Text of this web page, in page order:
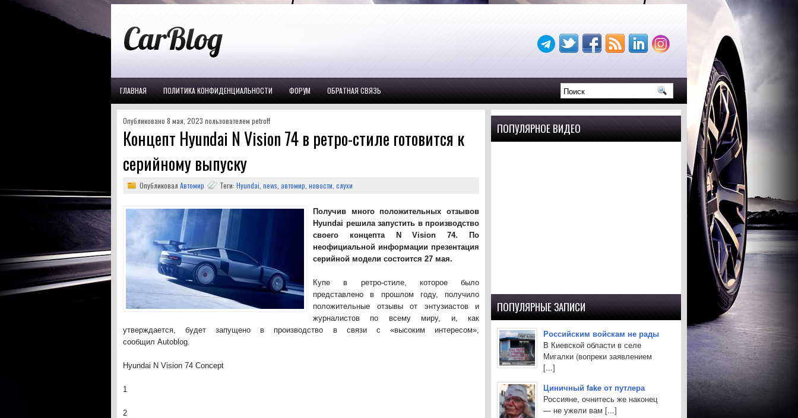
ГЛАВНАЯ ПОЛИТИКА КОНФИДЕНЦИАЛЬНОСТИ ФОРУМ ОБРАТНАЯ СВЯЗЬ
Опубликовано 8 мая, 2023 пользователем petroff
Концепт Hyundai N Vision 74 в ретро-стиле готовится к
серийному выпуску
Опубликовал Автомир Теги: Hyundai news автомир новости слухи
Получив много положительных отзывов
Hyundai решила запустить в производство
своего концепта N Vision 74. По
неофициальной информации презентация
серийной модели состоится 27 мая.
Купе в ретро-стиле, которое было
представлено в прошлом году, получило
положительные отзывы от энтузиастов и
журналистов по всему миру, и, как
утверждается, будет запущено в производство в связи с «высоким интересом»,
сообщил Autoblog.
Hyundai N Vision 74 Concept
1
2
ПОПУЛЯРНОЕ ВИДЕО
ПОПУЛЯРНЫЕ ЗАПИСИ
Российским войскам не рады
В Киевской области в селе
Мигалки (вопреки заявлением
[...]
Циничный fake от путлера
Россияне, очнитесь же наконец
— не ужели вам [...]